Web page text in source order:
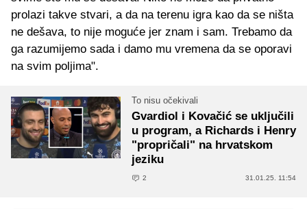
prolazi takve stvari, a da na terenu igra kao da se ništa
ne dešava, to nije moguće jer znam i sam. Trebamo da
ga razumijemo sada i damo mu vremena da se oporavi
na svim poljima".
To nisu očekivali
Gvardiol i Kovačić se uključili
u program, a Richards i Henry
"propričali" na hrvatskom
jeziku
2 31.01.25. 11:54